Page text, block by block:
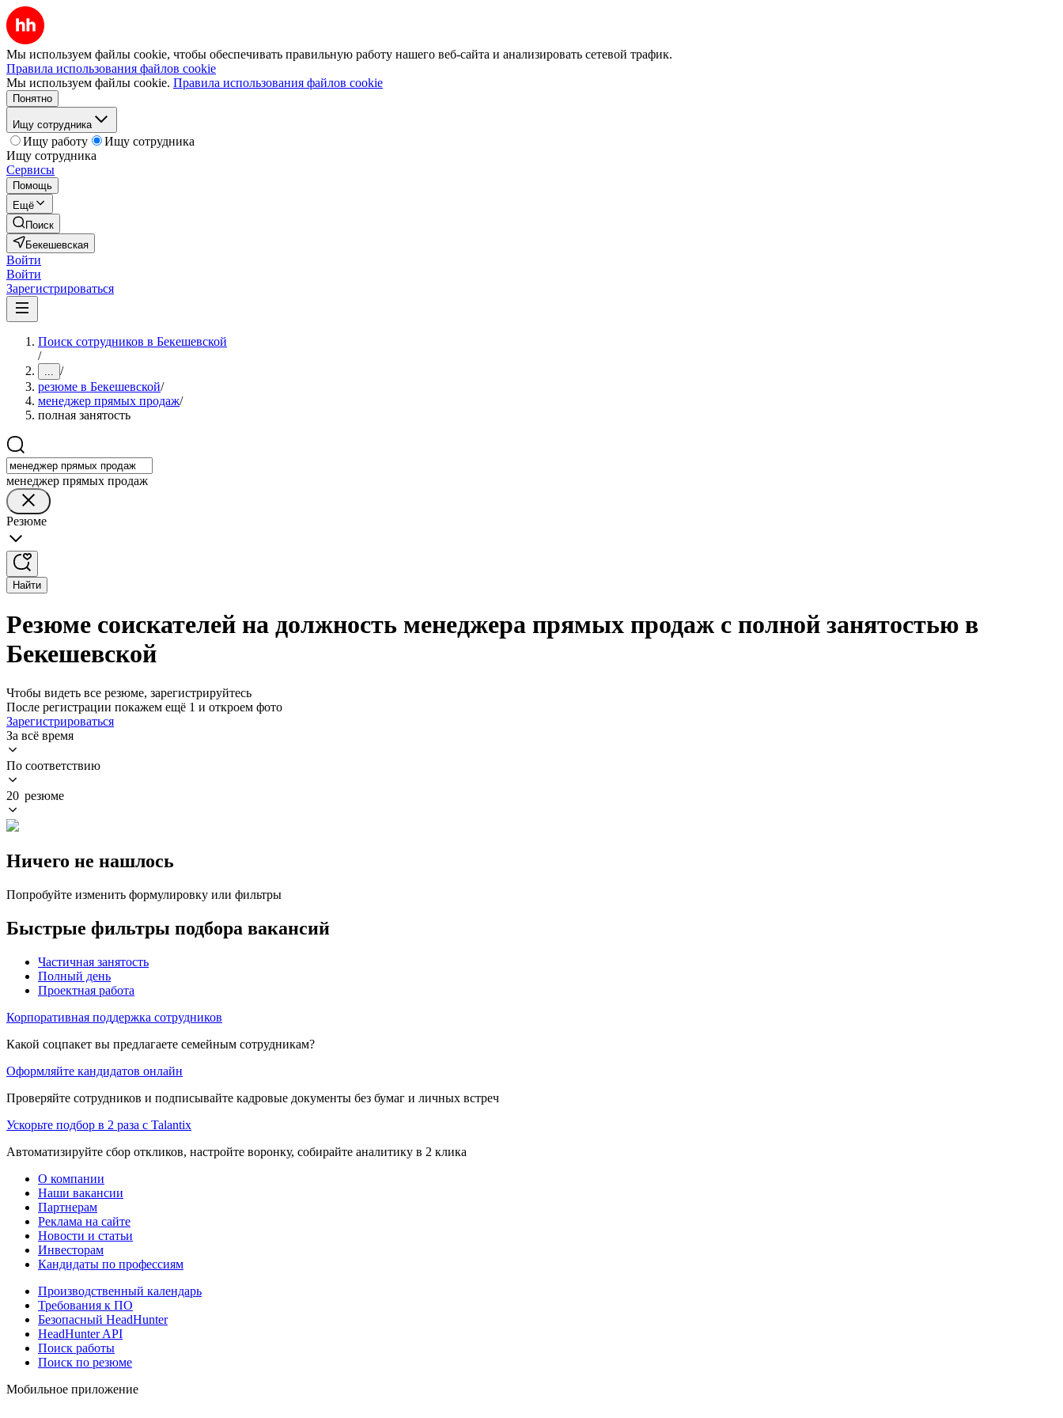
Мы используем файлы cookie, чтобы обеспечивать правильную работу нашего веб-сайта и анализировать сетевой трафик.
Правила использования файлов cookie
Мы используем файлы cookie. Правила использования файлов cookie
Понятно
Ищу сотрудника
Ищу работу
Ищу сотрудника
Ищу сотрудника
Сервисы
Помощь
Ещё
Поиск
Бекешевская
Войти
Войти
Зарегистрироваться
Поиск сотрудников в Бекешевской
/
... /
резюме в Бекешевской/
менеджер прямых продаж/
полная занятость
менеджер прямых продаж
Резюме
Найти
Резюме соискателей на должность менеджера прямых продаж с полной занятостью в
Бекешевской
Чтобы видеть все резюме, зарегистрируйтесь
После регистрации покажем ещё 1 и откроем фото
Зарегистрироваться
За всё время
По соответствию
20 резюме
Ничего не нашлось
Попробуйте изменить формулировку или фильтры
Быстрые фильтры подбора вакансий
Частичная занятость
Полный день
Проектная работа
Корпоративная поддержка сотрудников
Какой соцпакет вы предлагаете семейным сотрудникам?
Оформляйте кандидатов онлайн
Проверяйте сотрудников и подписывайте кадровые документы без бумаг и личных встреч
Ускорьте подбор в 2 раза с Talantix
Автоматизируйте сбор откликов, настройте воронку, собирайте аналитику в 2 клика
О компании
Наши вакансии
Партнерам
Реклама на сайте
Новости и статьи
Инвесторам
Кандидаты по профессиям
Производственный календарь
Требования к ПО
Безопасный HeadHunter
HeadHunter API
Поиск работы
Поиск по резюме
Мобильное приложение